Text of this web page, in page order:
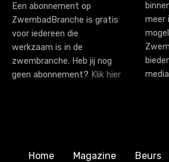
Een abonnement op
ZwembadBranche is gratis
voor iedereen die
werkzaam is in de
zwembranche. Heb jij nog
geen abonnement? Klik hier
meer
Home Magazine Beurs